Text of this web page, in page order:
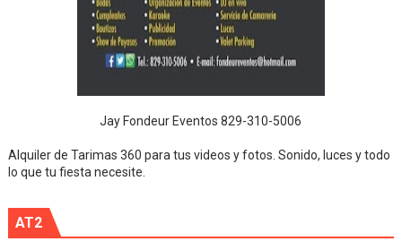
Jay Fondeur Eventos 829-310-5006
Alquiler de Tarimas 360 para tus videos y fotos. Sonido, luces y todo
lo que tu fiesta necesite.
AT2